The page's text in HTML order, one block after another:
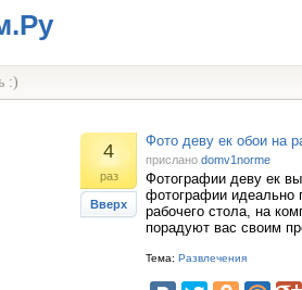
:)
4
раз
Вверх
Фото деву ек обои на
прислано domv1norme
Фотографии деву ек
фотографии идеально
рабочего стола, на
порадуют вас своим
Тема: Развлечения